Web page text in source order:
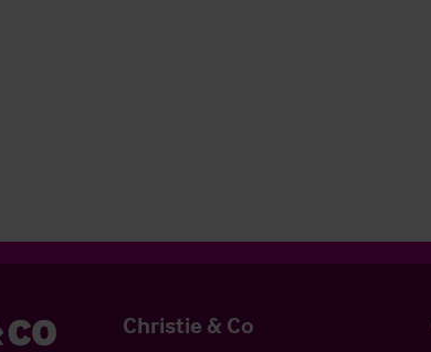
Christie & Co